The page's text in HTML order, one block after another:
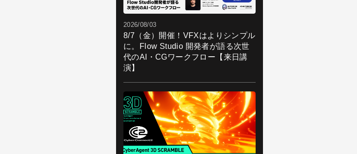
2026/08/03
8/7（金）開催！VFXはよりシンプル
に。Flow Studio 開発者が語る次世
代のAI・CGワークフロー【来日講
演】